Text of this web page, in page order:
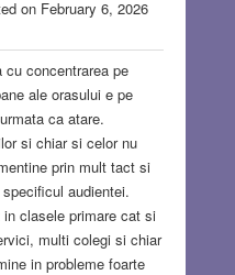
on February 6, 2026
cu concentrarea pe
ale orasului e pe
ca atare.
si chiar si celor nu
prin mult tact si
audientei.
clasele primare cat si
multi colegi si chiar
in probleme foarte